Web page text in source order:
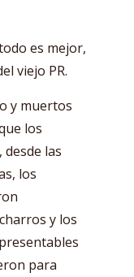
es mejor,
viejo PR.
y muertos
los
las
los
y los
para